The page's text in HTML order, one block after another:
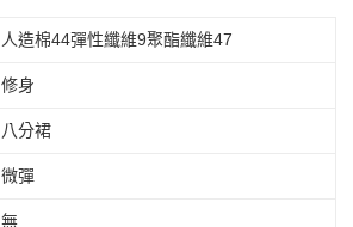
人造棉44彈性纖維9聚酯纖維47
修身
八分裙
微彈
無